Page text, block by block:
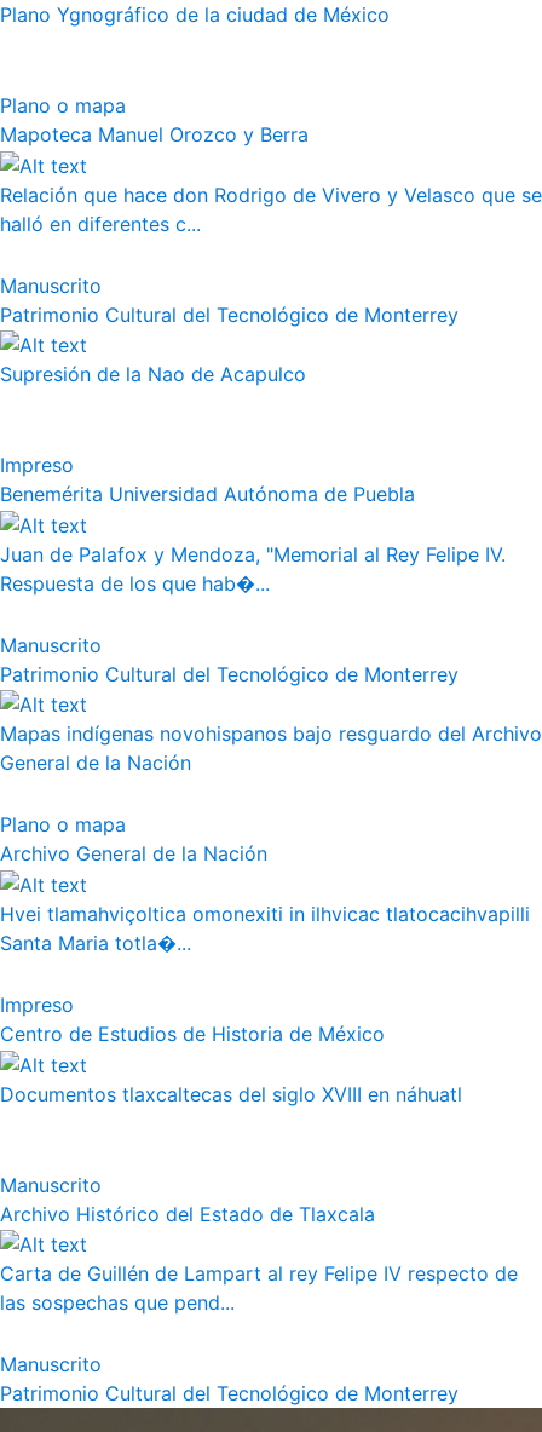
Plano Ygnográfico de la ciudad de México
Plano o mapa
Mapoteca Manuel Orozco y Berra
Relación que hace don Rodrigo de Vivero y Velasco que se
halló en diferentes c...
Manuscrito
Patrimonio Cultural del Tecnológico de Monterrey
Supresión de la Nao de Acapulco
Impreso
Benemérita Universidad Autónoma de Puebla
Juan de Palafox y Mendoza, "Memorial al Rey Felipe IV.
Respuesta de los que hab�...
Manuscrito
Patrimonio Cultural del Tecnológico de Monterrey
Mapas indígenas novohispanos bajo resguardo del Archivo
General de la Nación
Plano o mapa
Archivo General de la Nación
Hvei tlamahviçoltica omonexiti in ilhvicac tlatocacihvapilli
Santa Maria totla�...
Impreso
Centro de Estudios de Historia de México
Documentos tlaxcaltecas del siglo XVIII en náhuatl
Manuscrito
Archivo Histórico del Estado de Tlaxcala
Carta de Guillén de Lampart al rey Felipe IV respecto de
las sospechas que pend...
Manuscrito
Patrimonio Cultural del Tecnológico de Monterrey